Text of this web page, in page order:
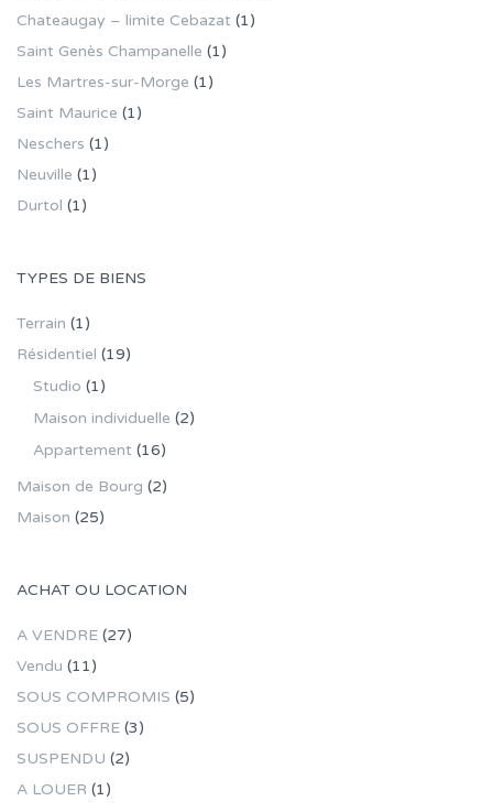
Chateaugay – limite Cebazat (1)
Saint Genès Champanelle (1)
Les Martres-sur-Morge (1)
Saint Maurice (1)
Neschers (1)
Neuville (1)
Durtol (1)
TYPES DE BIENS
Terrain (1)
Résidentiel (19)
Studio (1)
Maison individuelle (2)
Appartement (16)
Maison de Bourg (2)
Maison (25)
ACHAT OU LOCATION
A VENDRE (27)
Vendu (11)
SOUS COMPROMIS (5)
SOUS OFFRE (3)
SUSPENDU (2)
A LOUER (1)